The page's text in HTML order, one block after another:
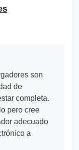
son
de
completa.
pero cree
adecuado
a